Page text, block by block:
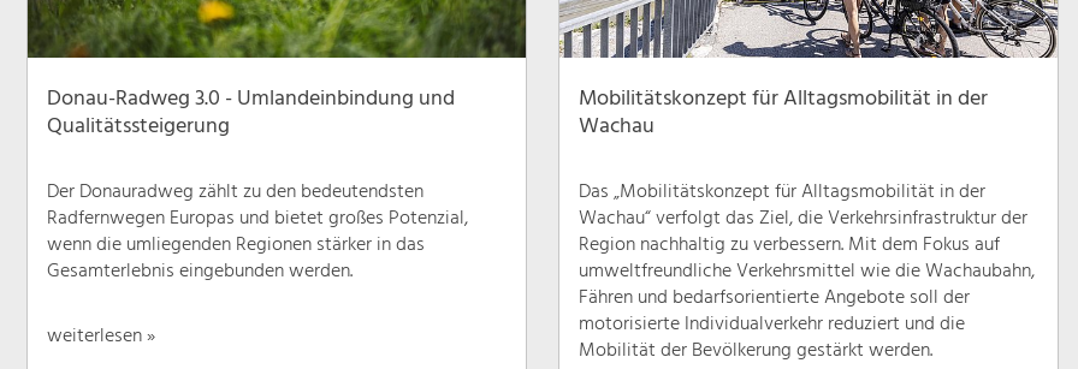
Donau-Radweg 3.0 - Umlandeinbindung und
Qualitätssteigerung
Der Donauradweg zählt zu den bedeutendsten
Radfernwegen Europas und bietet großes Potenzial,
wenn die umliegenden Regionen stärker in das
Gesamterlebnis eingebunden werden.
weiterlesen »
Mobilitätskonzept für Alltagsmobilität in der
Wachau
Das „Mobilitätskonzept für Alltagsmobilität in der
Wachau“ verfolgt das Ziel, die Verkehrsinfrastruktur der
Region nachhaltig zu verbessern. Mit dem Fokus auf
umweltfreundliche Verkehrsmittel wie die Wachaubahn,
Fähren und bedarfsorientierte Angebote soll der
motorisierte Individualverkehr reduziert und die
Mobilität der Bevölkerung gestärkt werden.